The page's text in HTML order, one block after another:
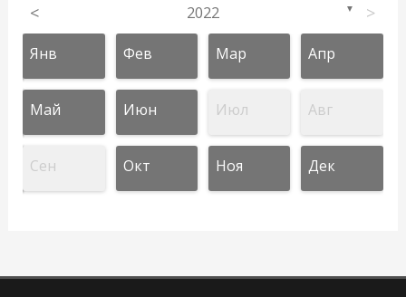
< 2022 ▼ >
Янв Фев Мар Апр
Май Июн Июл Авг
Сен Окт Ноя Дек